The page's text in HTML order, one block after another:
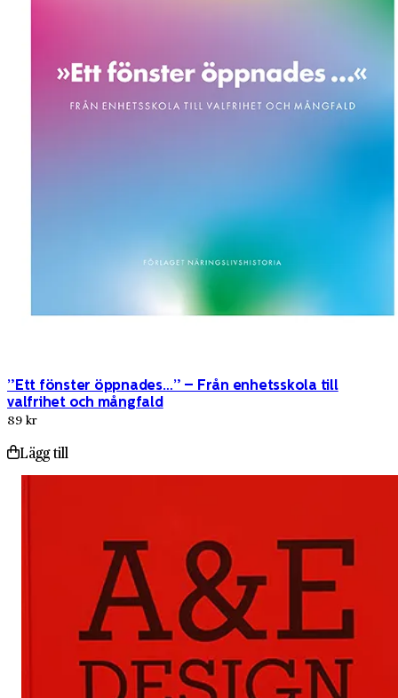
”Ett fönster öppnades…” – Från enhetsskola till
valfrihet och mångfald
89 kr
Lägg till